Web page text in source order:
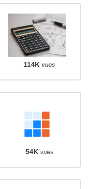
114K vues
54K vues